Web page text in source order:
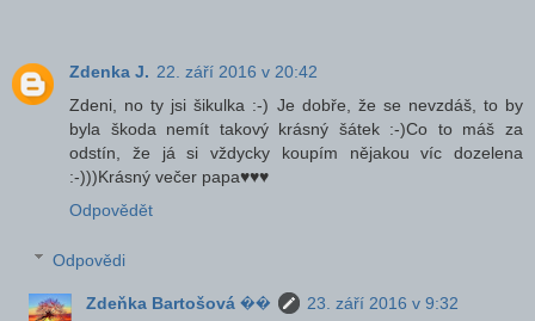
Zdenka J. 22. září 2016 v 20:42
Zdeni, no ty jsi šikulka :-) Je dobře, že se nevzdáš, to by
byla škoda nemít takový krásný šátek :-)Co to máš za
odstín, že já si vždycky koupím nějakou víc dozelena
:-)))Krásný večer papa♥♥♥
Odpovědět
Odpovědi
Zdeňka Bartošová ��
23. září 2016 v 9:32